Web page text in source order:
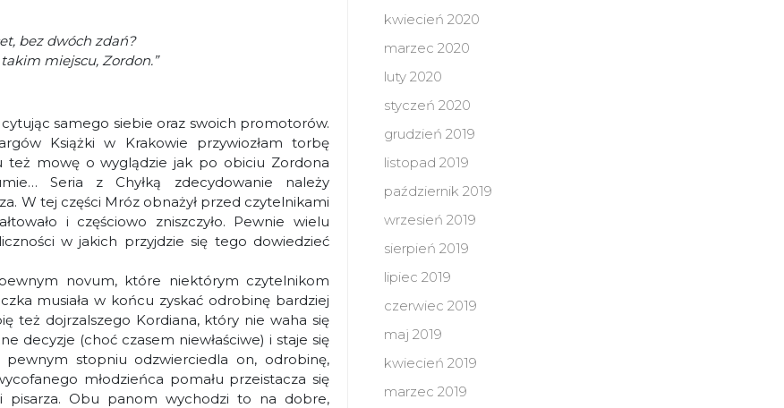
bez dwóch zdań?
miejscu, Zordon.”
samego siebie oraz swoich promotorów.
Książki w Krakowie przywiozłam torbę
mowę o wyglądzie jak po obiciu Zordona
Seria z Chyłką zdecydowanie należy
W tej części Mróz obnażył przed czytelnikami
i częściowo zniszczyło. Pewnie wielu
w jakich przyjdzie się tego dowiedzieć
novum, które niektórym czytelnikom
musiała w końcu zyskać odrobinę bardziej
też dojrzalszego Kordiana, który nie waha się
decyzje (choć czasem niewłaściwe) i staje się
stopniu odzwierciedla on, odrobinę,
młodzieńca pomału przeistacza się
pisarza. Obu panom wychodzi to na dobre,
kwiecień 2020
marzec 2020
luty 2020
styczeń 2020
grudzień 2019
listopad 2019
październik 2019
wrzesień 2019
sierpień 2019
lipiec 2019
czerwiec 2019
maj 2019
kwiecień 2019
marzec 2019